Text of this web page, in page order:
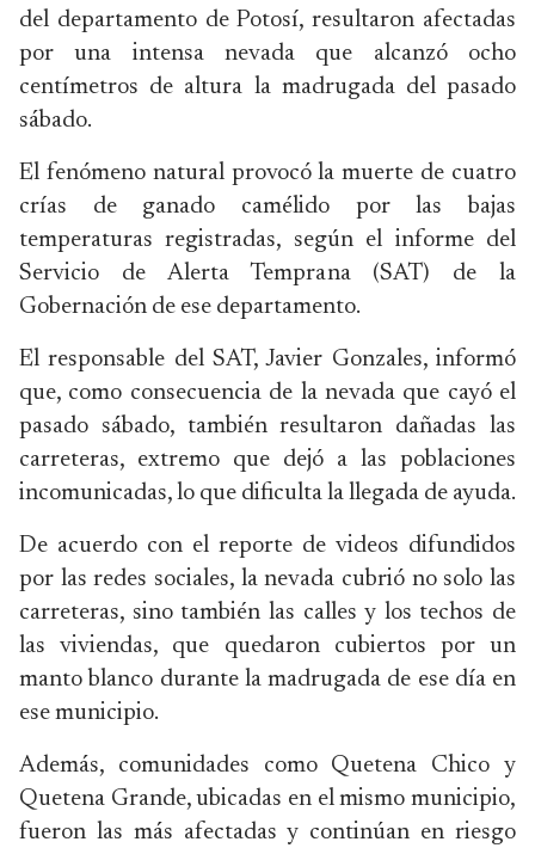
del departamento de Potosí, resultaron afectadas
por una intensa nevada que alcanzó ocho
centímetros de altura la madrugada del pasado
sábado.
El fenómeno natural provocó la muerte de cuatro
crías de ganado camélido por las bajas
temperaturas registradas, según el informe del
Servicio de Alerta Temprana (SAT) de la
Gobernación de ese departamento.
El responsable del SAT, Javier Gonzales, informó
que, como consecuencia de la nevada que cayó el
pasado sábado, también resultaron dañadas las
carreteras, extremo que dejó a las poblaciones
incomunicadas, lo que dificulta la llegada de ayuda.
De acuerdo con el reporte de videos difundidos
por las redes sociales, la nevada cubrió no solo las
carreteras, sino también las calles y los techos de
las viviendas, que quedaron cubiertos por un
manto blanco durante la madrugada de ese día en
ese municipio.
Además, comunidades como Quetena Chico y
Quetena Grande, ubicadas en el mismo municipio,
fueron las más afectadas y continúan en riesgo